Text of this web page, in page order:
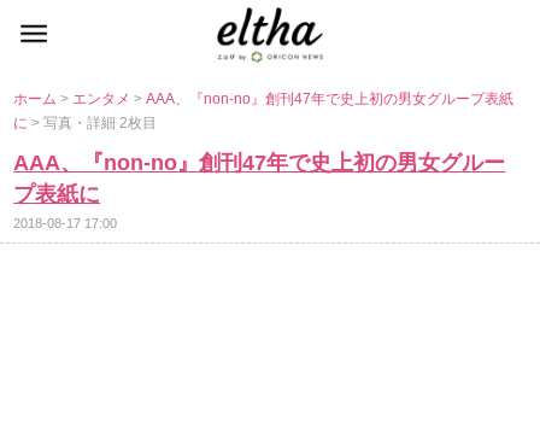
ホーム> エンタメ>AAA、『non-no』創刊47年で史上初の男女グループ表紙
に> 写真・詳細 2枚目
AAA、『non-no』創刊47年で史上初の男女グルー
プ表紙に
2018-08-17 17:00